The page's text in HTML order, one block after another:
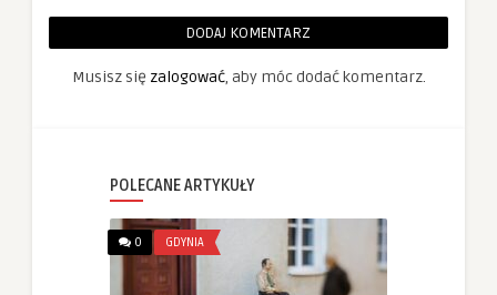
DODAJ KOMENTARZ
Musisz się zalogować, aby móc dodać komentarz.
POLECANE ARTYKUŁY
0 GDYNIA